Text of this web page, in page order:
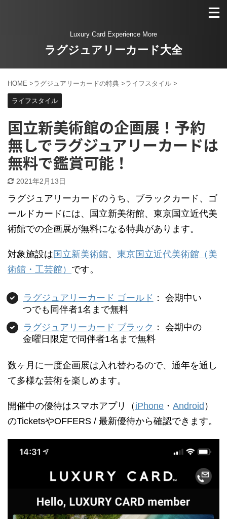
Luxury Card Experience More
ラグジュアリーカード大全
HOME >ラグジュアリーカードの特典 >ライフスタイル >
ライフスタイル
国立新美術館の企画展！予約
無しでラグジュアリーカードは
無料で鑑賞可能！
2021年2月13日
ラグジュアリーカードのうち、ブラックカード、ゴ
ールドカードには、国立新美術館、東京国立近代美
術館での企画展が無料になる特典があります。
対象施設は 国立新美術館、 東京国立近代美術館（美
術館・工芸館） です。
ラグジュアリーカード ゴールド ： 会期中い
つでも同伴者1名まで無料
ラグジュアリーカード ブラック ： 会期中の
金曜日限定で同伴者1名まで無料
数ヶ月に一度企画展は入れ替わるので、通年を通し
て多様な芸術を楽しめます。
開催中の優待はスマホアプリ（ iPhone ・ Android ）
のTicketsやOFFERS / 最新優待から確認できます。